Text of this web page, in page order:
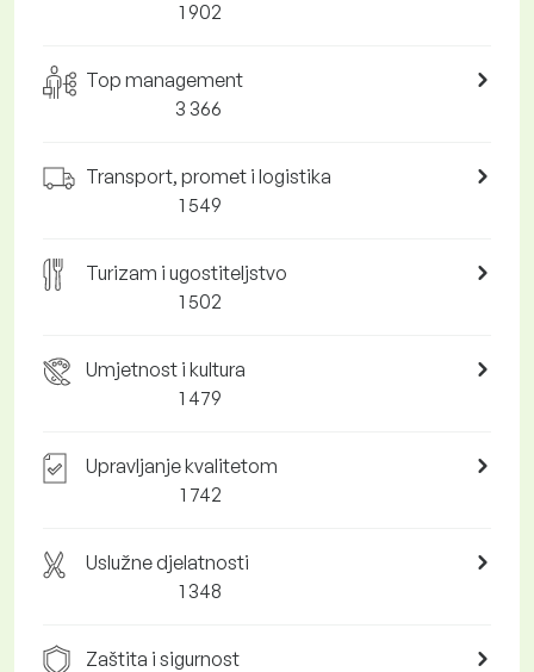
1 902
Top management
3 366
Transport, promet i logistika
1 549
Turizam i ugostiteljstvo
1 502
Umjetnost i kultura
1 479
Upravljanje kvalitetom
1 742
Uslužne djelatnosti
1 348
Zaštita i sigurnost